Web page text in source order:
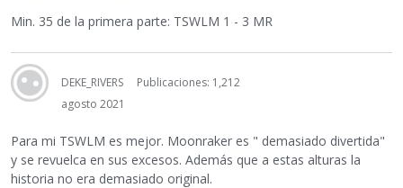
Min. 35 de la primera parte: TSWLM 1 - 3 MR
DEKE_RIVERS
Publicaciones: 1,212
agosto 2021
Para mi TSWLM es mejor. Moonraker es " demasiado divertida"
y se revuelca en sus excesos. Además que a estas alturas la
historia no era demasiado original.